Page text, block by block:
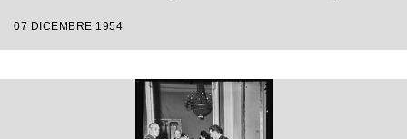
Votto, con la regia di Luchino Visconti
07 DICEMBRE 1954